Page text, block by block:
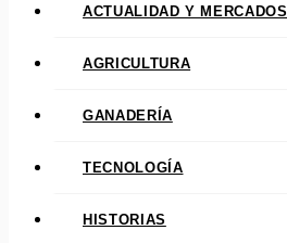
ACTUALIDAD Y MERCADOS
AGRICULTURA
GANADERÍA
TECNOLOGÍA
HISTORIAS